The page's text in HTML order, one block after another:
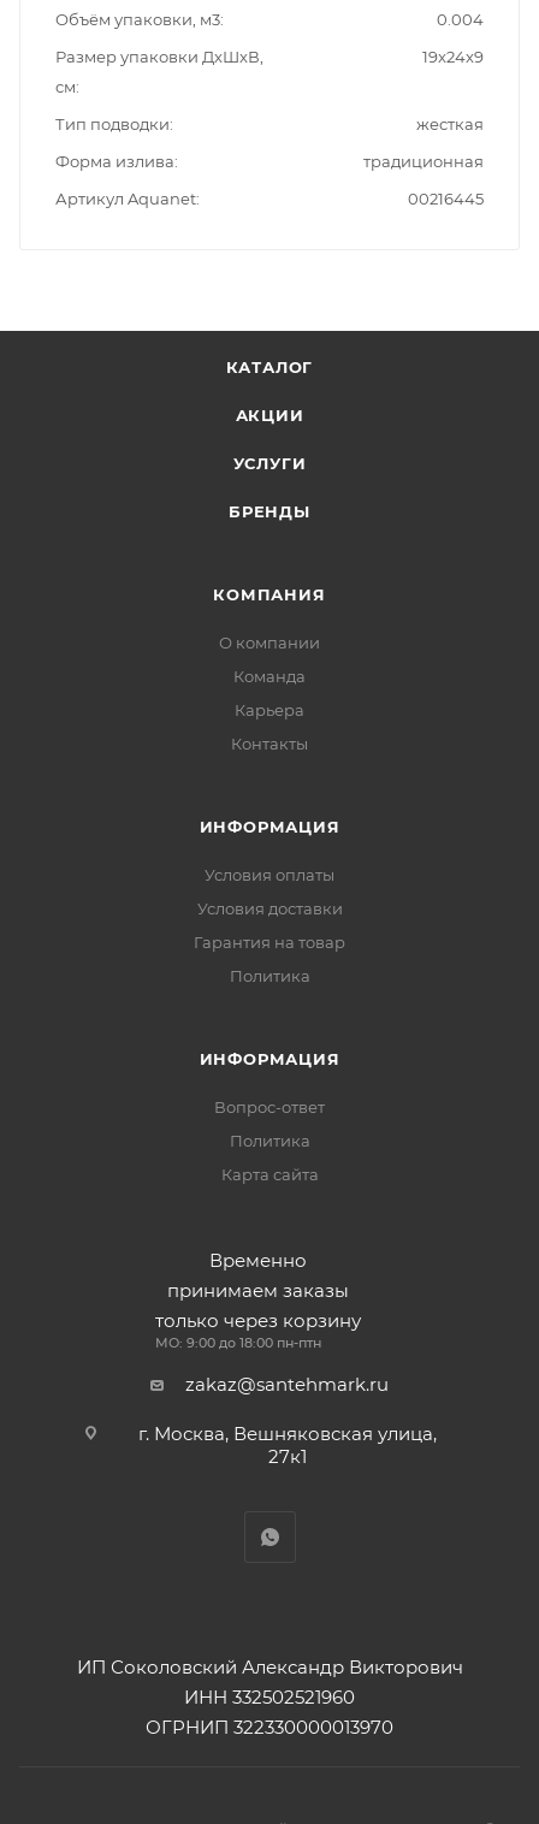
Объём упаковки, м3
0.004
Размер упаковки ДxШxВ,
см
19x24x9
Тип подводки
жесткая
Форма излива
традиционная
Артикул Aquanet
00216445
КАТАЛОГ
АКЦИИ
УСЛУГИ
БРЕНДЫ
КОМПАНИЯ
О компании
Команда
Карьера
Контакты
ИНФОРМАЦИЯ
Условия оплаты
Условия доставки
Гарантия на товар
Политика
ИНФОРМАЦИЯ
Вопрос-ответ
Политика
Карта сайта
Временно
принимаем заказы
только через корзину
МО: 9:00 до 18:00 пн-птн
zakaz@santehmark.ru
г. Москва, Вешняковская улица,
27к1
ИП Соколовский Александр Викторович
ИНН 332502521960
ОГРНИП 322330000013970